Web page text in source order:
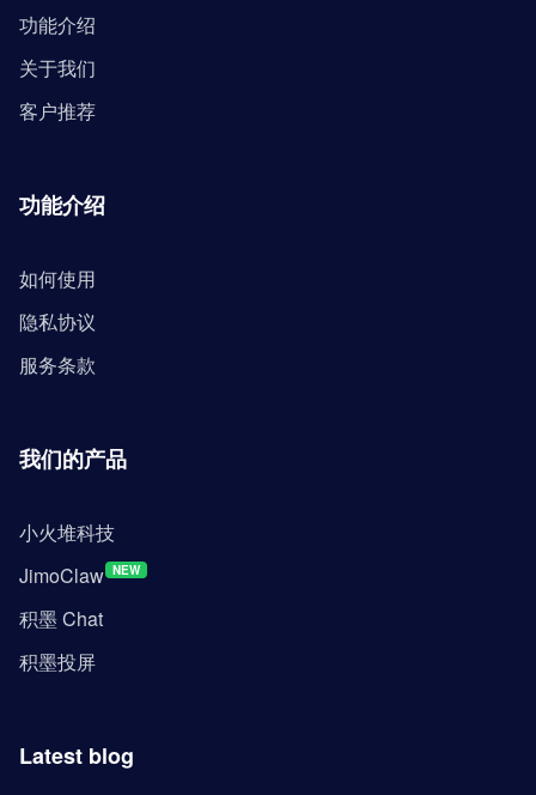
功能介绍
关于我们
客户推荐
功能介绍
如何使用
隐私协议
服务条款
我们的产品
小火堆科技
JimoClaw NEW
积墨 Chat
积墨投屏
Latest blog